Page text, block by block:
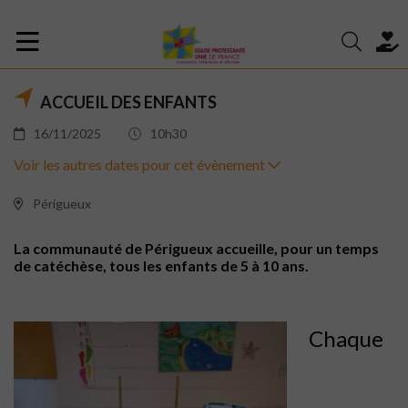
ACCUEIL DES ENFANTS
16/11/2025 10h30
Voir les autres dates pour cet évènement
Périgueux
La communauté de Périgueux accueille, pour un temps
de catéchèse, tous les enfants de 5 à 10 ans.
Chaque